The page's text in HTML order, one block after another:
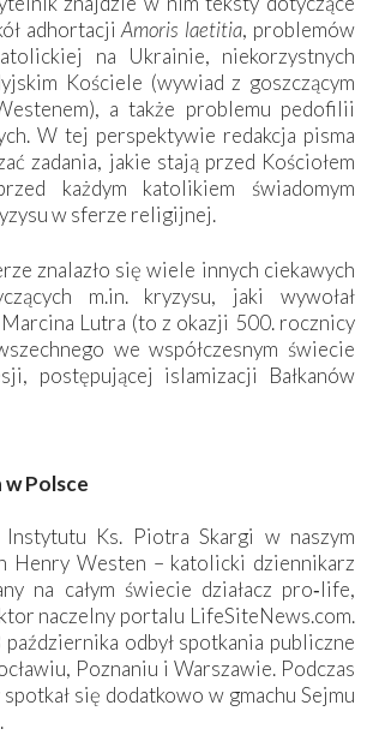
adhortacjiAmoris laetitia, problemów
na Ukrainie, niekorzystnych
Kościele (wywiad z goszczącym
a także problemu pedofilii
W tej perspektywie redakcja pisma
zadania, jakie stają przed Kościołem
każdym katolikiem świadomym
w sferze religijnej.
znalazło się wiele innych ciekawych
m.in. kryzysu, jaki wywołał
Lutra (to z okazji 500. rocznicy
we współczesnym świecie
postępującej islamizacji Bałkanów
Polsce
Instytutu Ks. Piotra Skargi w naszym
Henry Westen – katolicki dziennikarz
na całym świecie działacz pro‑life,
naczelny portalu LifeSiteNews.com.
odbył spotkania publiczne
Poznaniu i Warszawie. Podczas
się dodatkowo w gmachu Sejmu